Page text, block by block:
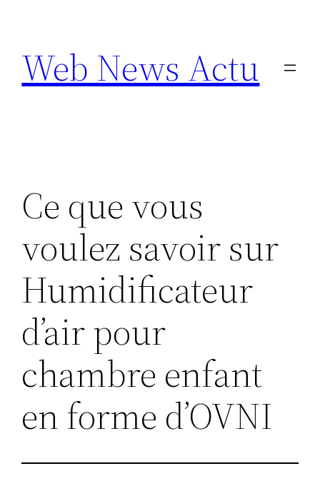
contenu
Web News Actu
Ce que vous
voulez savoir sur
Humidificateur
d’air pour
chambre enfant
en forme d’OVNI